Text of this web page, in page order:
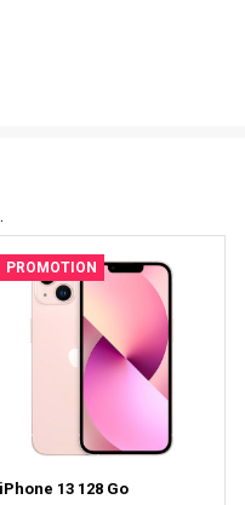
PROMOTION
iPhone 13 128 Go